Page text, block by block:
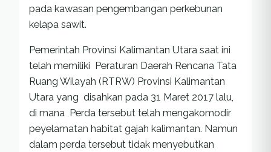
pada kawasan pengembangan perkebunan
kelapa sawit.
Pemerintah Provinsi Kalimantan Utara saat ini
telah memiliki Peraturan Daerah Rencana Tata
Ruang Wilayah (RTRW) Provinsi Kalimantan
Utara yang disahkan pada 31 Maret 2017 lalu,
di mana Perda tersebut telah mengakomodir
peyelamatan habitat gajah kalimantan. Namun
dalam perda tersebut tidak menyebutkan